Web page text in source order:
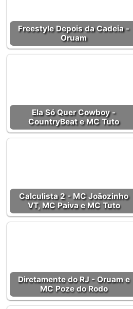
Freestyle Depois da Cadeia -
Oruam
Ela Só Quer Cowboy -
CountryBeat e MC Tuto
Calculista 2 - MC Joãozinho
VT, MC Paiva e MC Tuto
Diretamente do RJ - Oruam e
MC Poze do Rodo